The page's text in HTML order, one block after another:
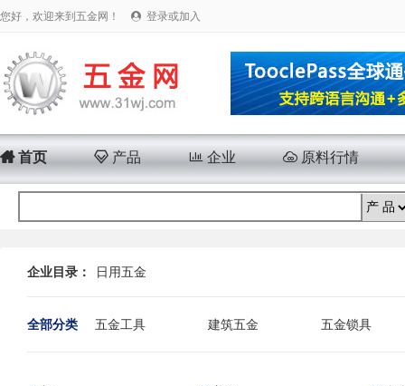
您好，欢迎来到五金网！  登录或加入
首页 产品 企业 原料行情
企业目录： 日用五金
全部分类 五金工具 建筑五金
五金锁具